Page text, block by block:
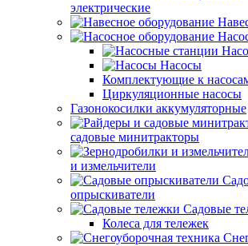
электрические
Насосы
Комплектующие к
Циркуляционные насосы
Газонокосилки аккумуляторные
садовые минитракторы
и измельчители
опрыскиватели
Садовые
Колеса для тележек